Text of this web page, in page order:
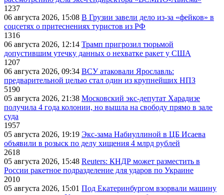
1237
06 августа 2026, 15:08 В Грузии завели дело из-за «фейков» в
соцсетях о притеснениях туристов из РФ
1316
06 августа 2026, 12:14 Трамп пригрозил тюрьмой
допустившим утечку данных о нехватке ракет у США
1207
06 августа 2026, 09:34 ВСУ атаковали Ярославль:
предварительной целью стал один из крупнейших НПЗ
5190
05 августа 2026, 21:38 Московский экс-депутат Харадизе
получила 4 года колонии, но вышла на свободу прямо в зале
суда
1957
05 августа 2026, 19:19 Экс-зама Набиуллиной в ЦБ Исаева
объявили в розыск по делу хищения 4 млрд рублей
2618
05 августа 2026, 15:48 Reuters: КНДР может разместить в
России ракетное подразделение для ударов по Украине
2010
05 августа 2026, 15:01 Под Екатеринбургом взорвали машину